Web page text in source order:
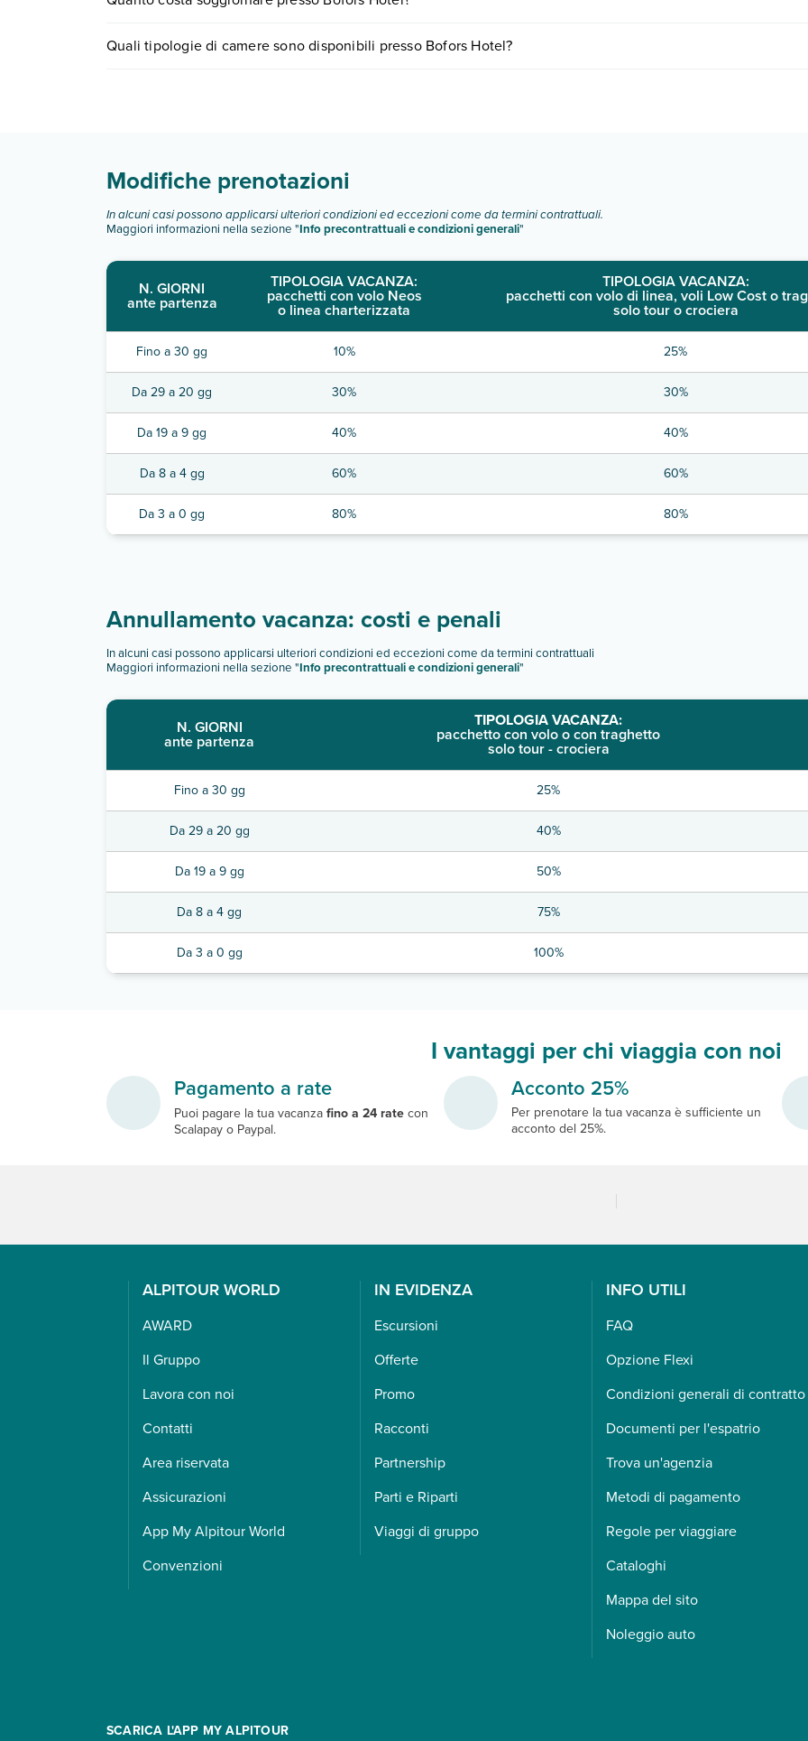
partire.
Quali tipologie di camere sono disponibili presso Bofors Hotel?
Modifiche prenotazioni
In alcuni casi possono applicarsi ulteriori condizioni ed eccezioni come da termini contrattuali.
Maggiori informazioni nella sezione "Info precontrattuali e condizioni generali"
N. GIORNI
ante partenza
TIPOLOGIA VACANZA:
pacchetti con volo Neos
o linea charterizzata
TIPOLOGIA VACANZA:
pacchetti con volo di linea, voli Low Cost o
solo tour o crociera
Fino a 30 gg 10% 25%
Da 29 a 20 gg 30% 30%
Da 19 a 9 gg 40% 40%
Da 8 a 4 gg 60% 60%
Da 3 a 0 gg 80% 80%
Annullamento vacanza: costi e penali
In alcuni casi possono applicarsi ulteriori condizioni ed eccezioni come da termini contrattuali
Maggiori informazioni nella sezione "Info precontrattuali e condizioni generali"
N. GIORNI
ante partenza
TIPOLOGIA VACANZA:
pacchetto con volo o con traghetto
solo tour - crociera
Fino a 30 gg 25%
Da 29 a 20 gg 40%
Da 19 a 9 gg 50%
Da 8 a 4 gg 75%
Da 3 a 0 gg 100%
I vantaggi per chi viaggia con noi
Pagamento a rate
Puoi pagare la tua vacanza fino a 24 rate con
Scalapay o Paypal.
Acconto 25%
Per prenotare la tua vacanza è sufficiente un
acconto del 25%.
ALPITOUR WORLD
AWARD
Il Gruppo
Lavora con noi
Contatti
Area riservata
Assicurazioni
App My Alpitour World
Convenzioni
IN EVIDENZA
Escursioni
Offerte
Promo
Racconti
Partnership
Parti e Riparti
Viaggi di gruppo
INFO UTILI
FAQ
Opzione Flexi
Condizioni generali di contratto
Documenti per l'espatrio
Trova un'agenzia
Metodi di pagamento
Regole per viaggiare
Cataloghi
Mappa del sito
Noleggio auto
SCARICA L'APP MY ALPITOUR